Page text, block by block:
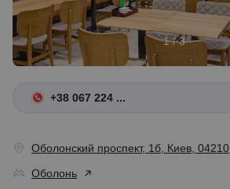
1 / 3
+38 067 224 ...
Оболонский проспект, 1б, Киев, 04210
Оболонь